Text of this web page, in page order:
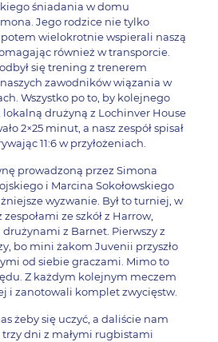
śniadania w domu
Jego rodzice nie tylko
wielokrotnie wspierali naszą
również w transporcie.
się trening z trenerem
naszych zawodników wiązania w
Wszystko po to, by kolejnego
drużyną z Lochinver House
2×25 minut, a nasz zespół spisał
11:6 w przyłożeniach.
prowadzoną przez Simona
i Marcina Sokołowskiego
wyzwanie. Był to turniej, w
ze szkół z Harrow,
z Barnet. Pierwszy z
bo mini żakom Juvenii przyszło
od siebie graczami. Mimo to
Z każdym kolejnym meczem
i zanotowali komplet zwycięstw.
żeby się uczyć, a daliście nam
trzy dni z małymi rugbistami